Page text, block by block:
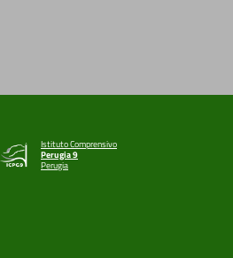
Istituto Comprensivo
Perugia 9
Perugia